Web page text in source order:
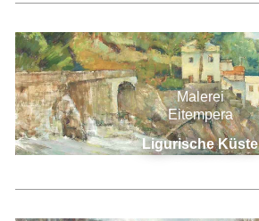
Ligurische Küste
Malerei
Eitempera